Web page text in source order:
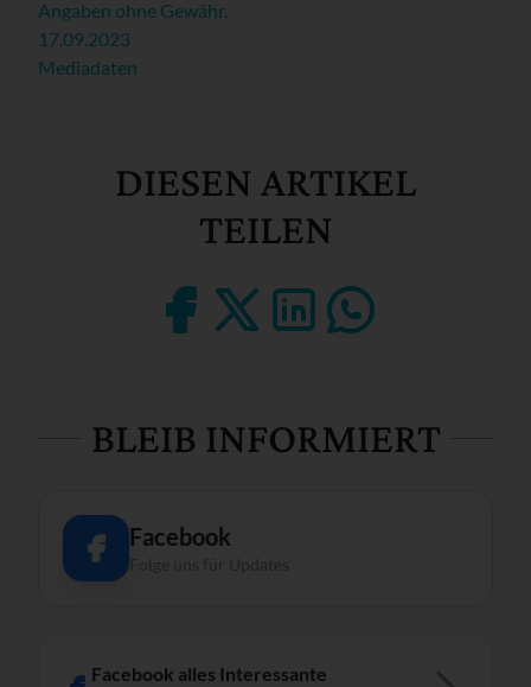
Angaben ohne Gewähr.
17.09.2023
Mediadaten
DIESEN ARTIKEL
TEILEN
BLEIB INFORMIERT
Facebook
Facebook alles Interessante